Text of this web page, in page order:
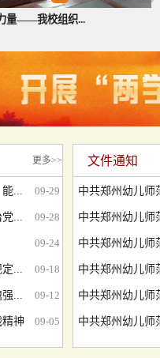
聚精神——校党...
更多>>
... 09-29
... 09-28
09-24
... 09-18
... 09-12
神 09-05
文件通知
中共郑州幼儿师
中共郑州幼儿师
中共郑州幼儿师
中共郑州幼儿师
中共郑州幼儿师
中共郑州幼儿师